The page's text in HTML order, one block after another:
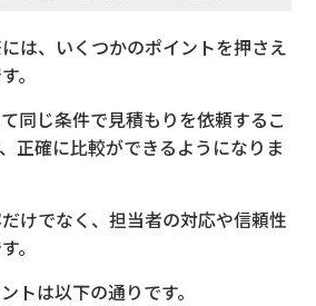
は、いくつかのポイントを押さえ
。
同じ条件で見積もりを依頼するこ
正確に比較ができるようになりま
けでなく、担当者の対応や信頼性
。
トは以下の通りです。